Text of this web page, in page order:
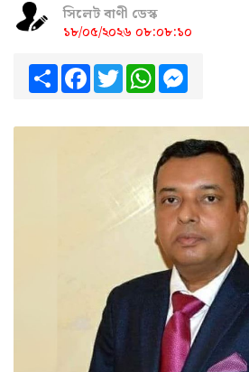
সিলেট বাণী ডেস্ক
১৮/০৫/২০২৬ ০৮:০৮:১০
ShareFacebook
TwitterWhatsApp